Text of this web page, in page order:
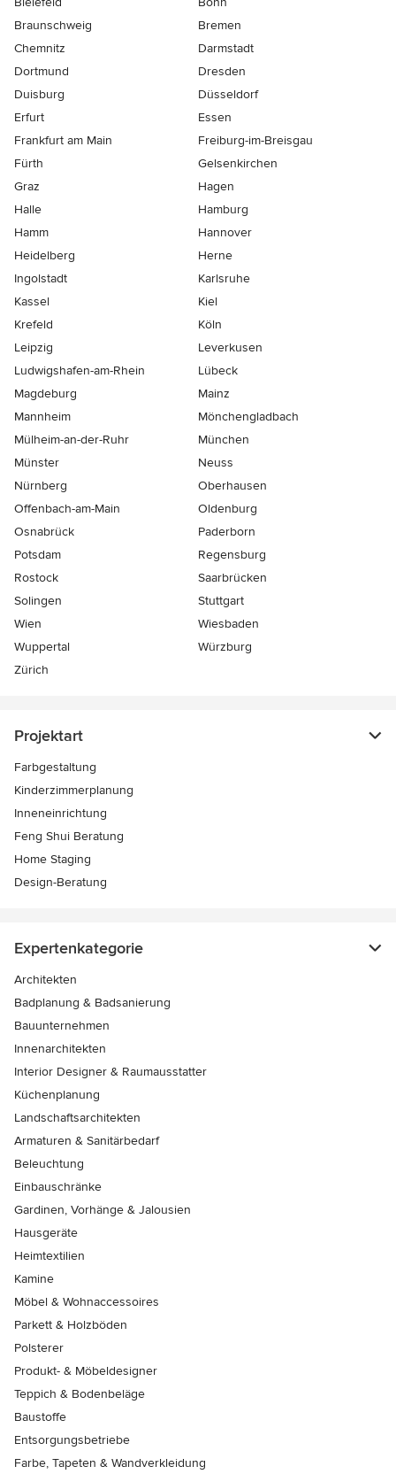
Braunschweig
Bremen
Chemnitz
Darmstadt
Dortmund
Dresden
Duisburg
Düsseldorf
Erfurt
Essen
Frankfurt am Main
Freiburg-im-Breisgau
Fürth
Gelsenkirchen
Graz
Hagen
Halle
Hamburg
Hamm
Hannover
Heidelberg
Herne
Ingolstadt
Karlsruhe
Kassel
Kiel
Krefeld
Köln
Leipzig
Leverkusen
Ludwigshafen-am-Rhein
Lübeck
Magdeburg
Mainz
Mannheim
Mönchen­gladbach
Mülheim-an-der-Ruhr
München
Münster
Neuss
Nürnberg
Oberhausen
Offenbach-am-Main
Oldenburg
Osnabrück
Paderborn
Potsdam
Regensburg
Rostock
Saarbrücken
Solingen
Stuttgart
Wien
Wiesbaden
Wuppertal
Würzburg
Zürich
Projektart
Farbgestaltung
Kinderzimmerplanung
Inneneinrichtung
Feng Shui Beratung
Home Staging
Design-Beratung
Expertenkategorie
Architekten
Badplanung & Badsanierung
Bauunternehmen
Innenarchitekten
Interior Designer & Raumausstatter
Küchenplanung
Landschaftsarchitekten
Armaturen & Sanitärbedarf
Beleuchtung
Einbauschränke
Gardinen, Vorhänge & Jalousien
Hausgeräte
Heimtextilien
Kamine
Möbel & Wohnaccessoires
Parkett & Holzböden
Polsterer
Produkt- & Möbeldesigner
Teppich & Bodenbeläge
Baustoffe
Entsorgungsbetriebe
Farbe, Tapeten & Wandverkleidung